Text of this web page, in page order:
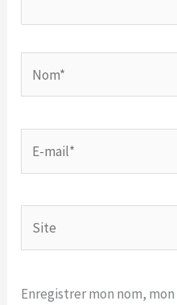
mail*
Enregistrer mon nom,